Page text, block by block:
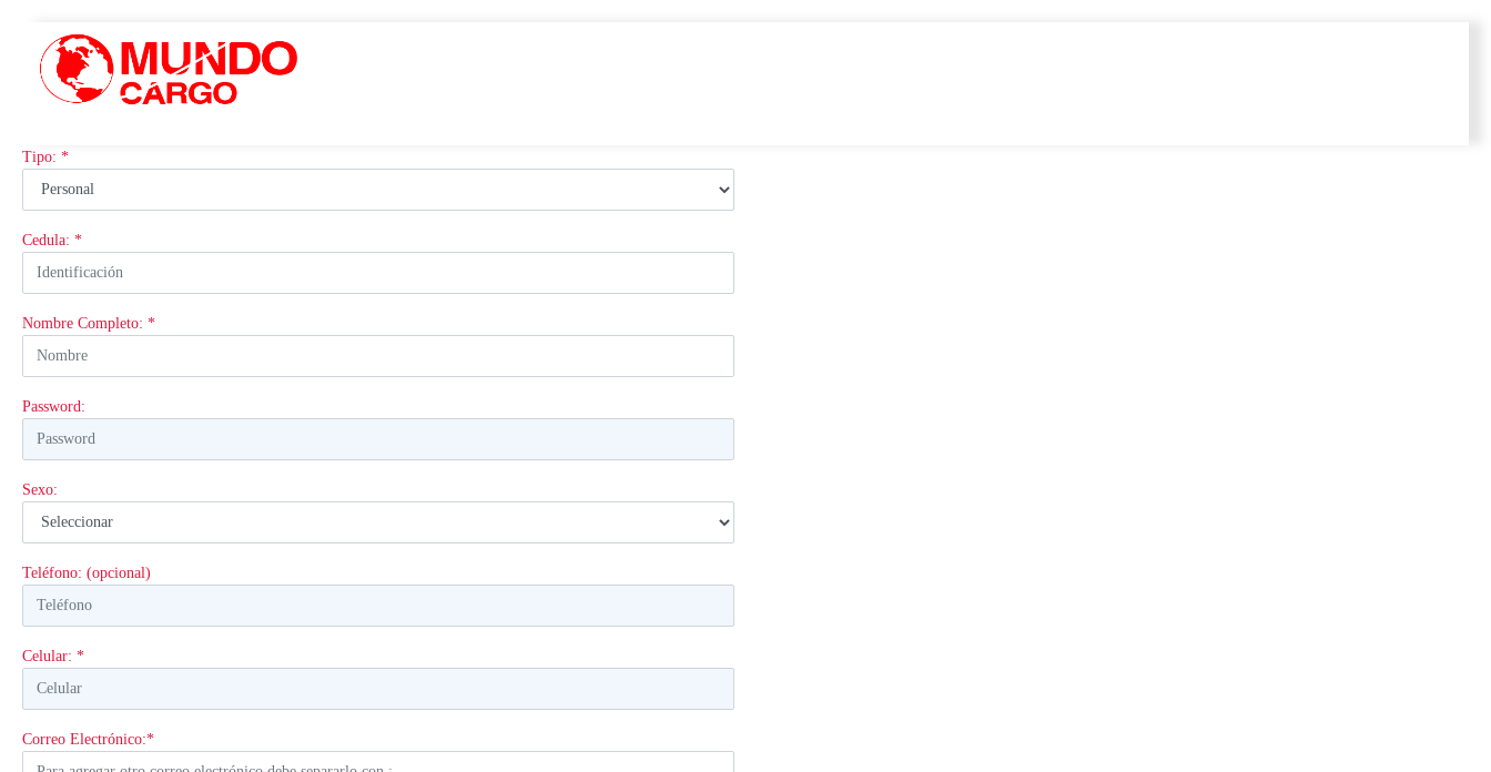
Tipo: *
Cedula: *
Nombre Completo: *
Password:
Sexo:
Teléfono: (opcional)
Celular: *
Correo Electrónico:*